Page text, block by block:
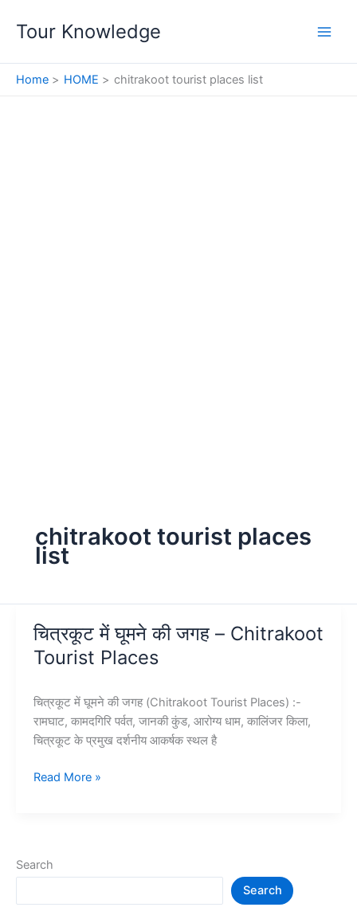
Tour Knowledge
Home HOME chitrakoot tourist places list
chitrakoot tourist places
list
चित्रकूट में घूमने की जगह – Chitrakoot
Tourist Places
चित्रकूट में घूमने की जगह (Chitrakoot Tourist Places) :-
रामघाट, कामदगिरि पर्वत, जानकी कुंड, आरोग्य धाम, कालिंजर किला,
चित्रकूट के प्रमुख दर्शनीय आकर्षक स्थल है
चित्रकूट
–
Read More »
Search
Search